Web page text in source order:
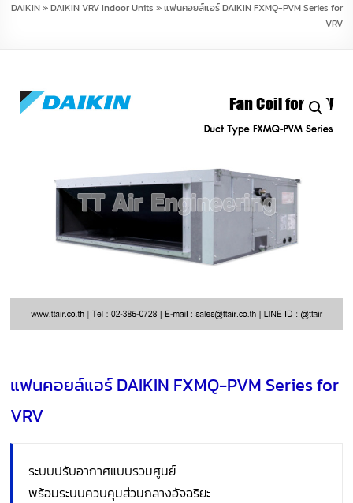
DAIKIN»DAIKIN VRV Indoor Units »แฟนคอยล์แอร์ DAIKIN FXMQ-PVM Series for
VRV
แฟนคอยล์แอร์ DAIKIN FXMQ-PVM Series for
VRV
ระบบปรับอากาศแบบรวมศูนย์
พร้อมระบบควบคุมส่วนกลางอัจฉริยะ